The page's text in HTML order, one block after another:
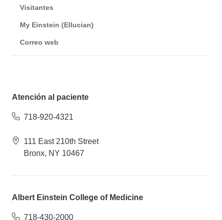
Visitantes
My Einstein (Ellucian)
Correo web
Atención al paciente
718-920-4321
111 East 210th Street
Bronx, NY 10467
Albert Einstein College of Medicine
718-430-2000